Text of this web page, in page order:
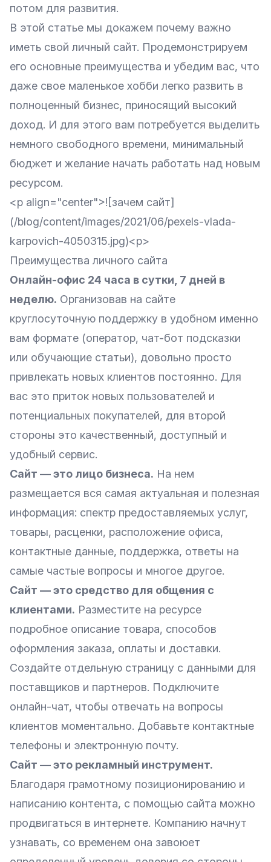
потом для развития.
В этой статье мы докажем почему важно
иметь свой личный сайт. Продемонстрируем
его основные преимущества и убедим вас, что
даже свое маленькое хобби легко развить в
полноценный бизнес, приносящий высокий
доход. И для этого вам потребуется выделить
немного свободного времени, минимальный
бюджет и желание начать работать над новым
ресурсом.
<p align="center">![зачем сайт]
(/blog/content/images/2021/06/pexels-vlada-
karpovich-4050315.jpg)<p>
Преимущества личного сайта
Онлайн-офис 24 часа в сутки, 7 дней в
неделю. Организовав на сайте
круглосуточную поддержку в удобном именно
вам формате (оператор, чат-бот подсказки
или обучающие статьи), довольно просто
привлекать новых клиентов постоянно. Для
вас это приток новых пользователей и
потенциальных покупателей, для второй
стороны это качественный, доступный и
удобный сервис.
Сайт — это лицо бизнеса. На нем
размещается вся самая актуальная и полезная
информация: спектр предоставляемых услуг,
товары, расценки, расположение офиса,
контактные данные, поддержка, ответы на
самые частые вопросы и многое другое.
Сайт — это средство для общения с
клиентами. Разместите на ресурсе
подробное описание товара, способов
оформления заказа, оплаты и доставки.
Создайте отдельную страницу с данными для
поставщиков и партнеров. Подключите
онлайн-чат, чтобы отвечать на вопросы
клиентов моментально. Добавьте контактные
телефоны и электронную почту.
Сайт — это рекламный инструмент.
Благодаря грамотному позиционированию и
написанию контента, с помощью сайта можно
продвигаться в интернете. Компанию начнут
узнавать, со временем она завоюет